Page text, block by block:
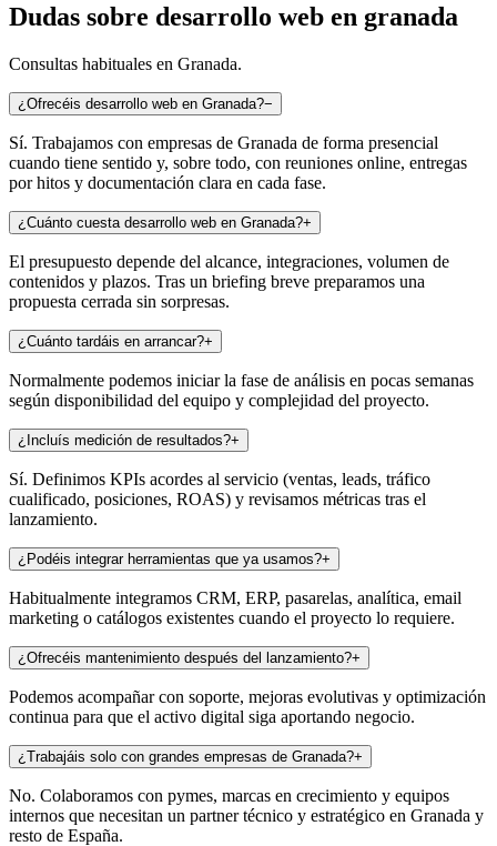
Dudas sobre desarrollo web en granada
Consultas habituales en Granada.
¿Ofrecéis desarrollo web en Granada?−
Sí. Trabajamos con empresas de Granada de forma presencial
cuando tiene sentido y, sobre todo, con reuniones online, entregas
por hitos y documentación clara en cada fase.
¿Cuánto cuesta desarrollo web en Granada?+
El presupuesto depende del alcance, integraciones, volumen de
contenidos y plazos. Tras un briefing breve preparamos una
propuesta cerrada sin sorpresas.
¿Cuánto tardáis en arrancar?+
Normalmente podemos iniciar la fase de análisis en pocas semanas
según disponibilidad del equipo y complejidad del proyecto.
¿Incluís medición de resultados?+
Sí. Definimos KPIs acordes al servicio (ventas, leads, tráfico
cualificado, posiciones, ROAS) y revisamos métricas tras el
lanzamiento.
¿Podéis integrar herramientas que ya usamos?+
Habitualmente integramos CRM, ERP, pasarelas, analítica, email
marketing o catálogos existentes cuando el proyecto lo requiere.
¿Ofrecéis mantenimiento después del lanzamiento?+
Podemos acompañar con soporte, mejoras evolutivas y optimización
continua para que el activo digital siga aportando negocio.
¿Trabajáis solo con grandes empresas de Granada?+
No. Colaboramos con pymes, marcas en crecimiento y equipos
internos que necesitan un partner técnico y estratégico en Granada y
resto de España.